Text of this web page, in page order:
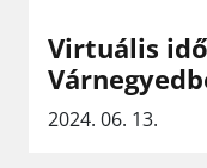
Virtuális
2024. 06. 13.